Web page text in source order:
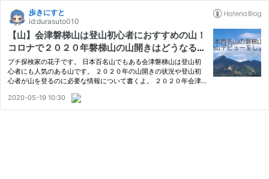
歩きにすと
id:durasuto010
【山】会津磐梯山は登山初心者におすすめの山！
コロナで２０２０年磐梯山の山開きはどうなる
の？登山に必要な装備と情報
プチ探検家の花子です。 日本百名山でもある会津磐梯山は登山初
心者にも人気のある山です。 ２０２０年の山開きの状況や登山初
心者が山を登るのに必要な情報について書くよ。 ２０２０年会津
梯山で登山デビュー 初心者が登りやすい八方台 猪苗代湖や噴火口
跡…
2020-05-19 10:30